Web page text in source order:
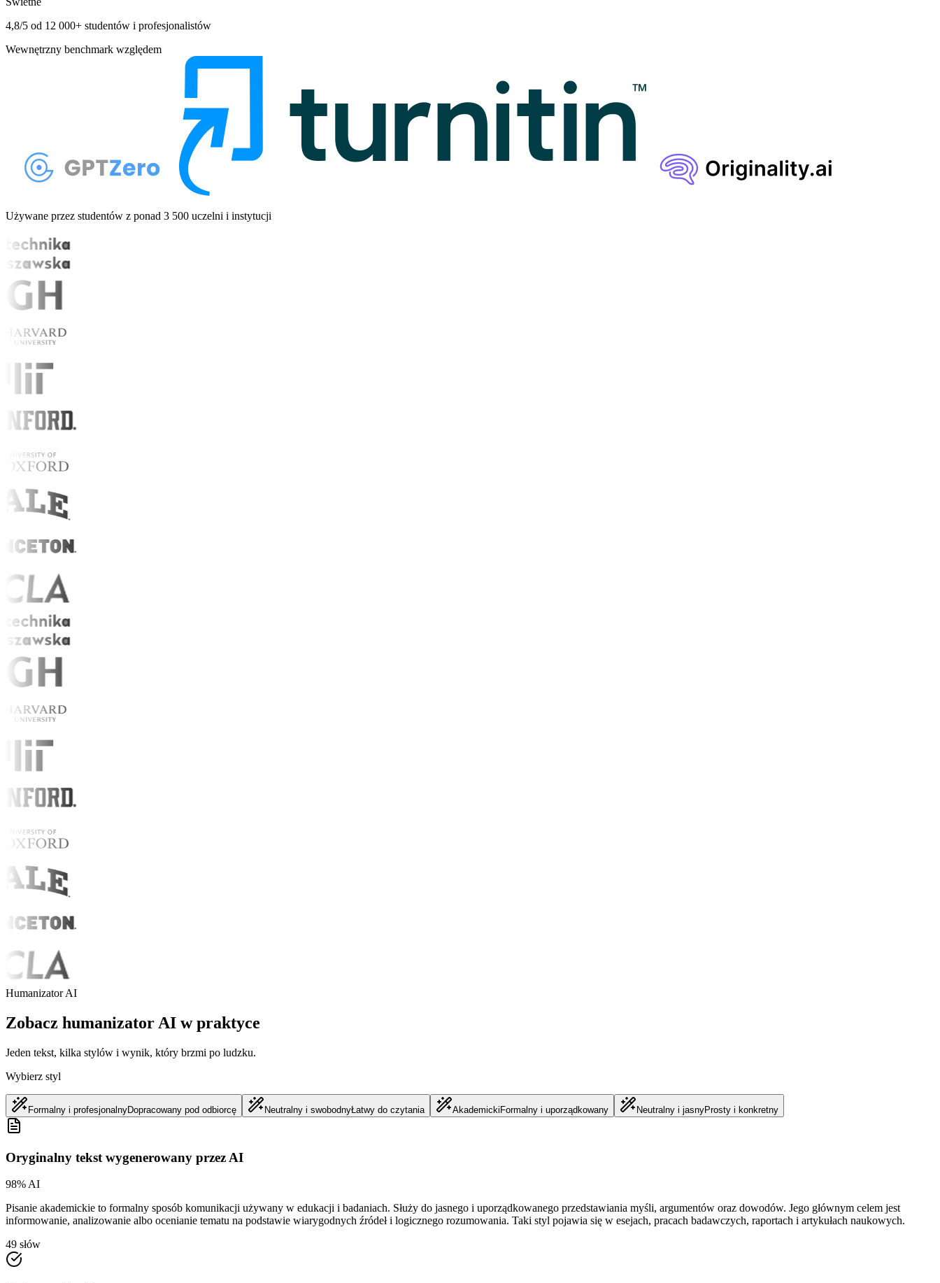
4,8/5 od 12 000+ studentów i profesjonalistów
Wewnętrzny benchmark względem
Używane przez studentów z ponad 3 500 uczelni i instytucji
Humanizator AI
Zobacz humanizator AI w praktyce
Jeden tekst, kilka stylów i wynik, który brzmi po ludzku.
Wybierz styl
Formalny i profesjonalnyDopracowany pod odbiorcę Neutralny i swobodnyŁatwy do czytania Akademicki Formalny i uporządkowany Neutralny i jasnyProsty i konkretny
Oryginalny tekst wygenerowany przez AI
98% AI
Pisanie akademickie to formalny sposób komunikacji używany w edukacji i badaniach. Służy do jasnego i uporządkowanego przedstawiania myśli, argumentów oraz dowodów. Jego głównym celem jest
informowanie, analizowanie albo ocenianie tematu na podstawie wiarygodnych źródeł i logicznego rozumowania. Taki styl pojawia się w esejach, pracach badawczych, raportach i artykułach naukowych.
49 słów